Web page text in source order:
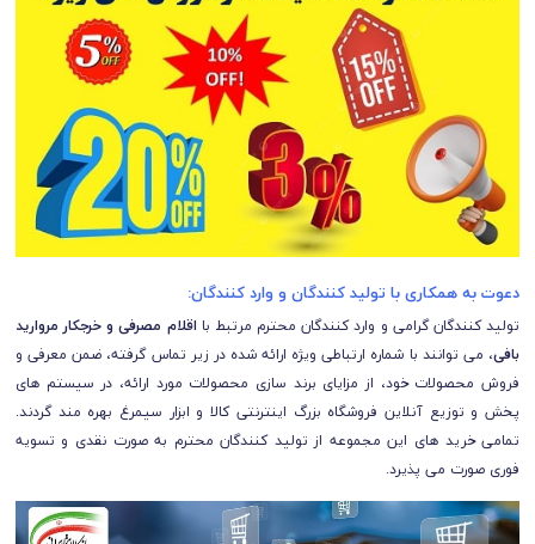
دعوت به همکاری با تولید کنندگان و وارد کنندگان:
تولید کنندگان گرامی و وارد کنندگان محترم مرتبط با اقلام مصرفی و خرجکار مروارید
بافی، می توانند با شماره ارتباطی ویژه ارائه شده در زیر تماس گرفته، ضمن معرفی و
فروش محصولات خود، از مزایای برند سازی محصولات مورد ارائه، در سیستم های
پخش و توزیع آنلاین فروشگاه بزرگ اینترنتی کالا و ابزار سیمرغ بهره مند گردند.
تمامی خرید های این مجموعه از تولید کنندگان محترم به صورت نقدی و تسویه
فوری صورت می پذیرد.